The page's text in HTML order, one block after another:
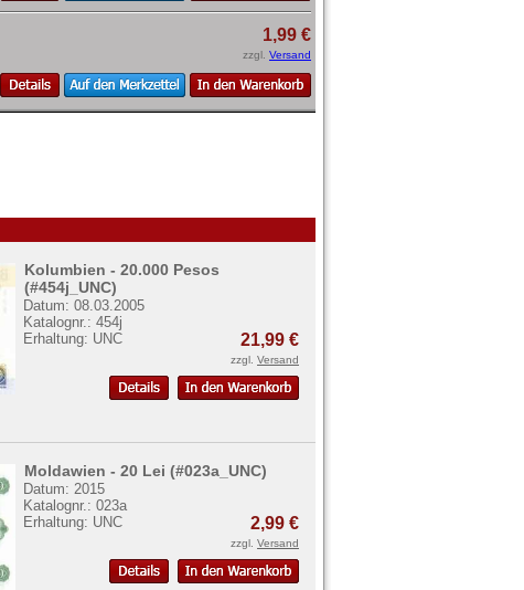
1,99 €
zzgl. Versand
Kolumbien - 20.000 Pesos
(#454j_UNC)
Datum: 08.03.2005
Katalognr.: 454j
Erhaltung: UNC
21,99 €
zzgl. Versand
Moldawien - 20 Lei (#023a_UNC)
Datum: 2015
Katalognr.: 023a
Erhaltung: UNC
2,99 €
zzgl. Versand